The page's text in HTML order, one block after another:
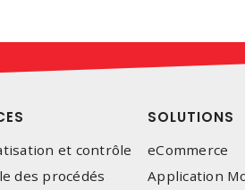
et contrôle
des procédés
SOLUTIONS
eCommerce
Application